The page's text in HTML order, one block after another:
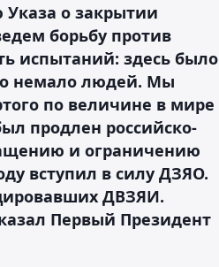
Указа о закрытии
борьбу против
испытаний: здесь было
немало людей. Мы
по величине в мире
продлен российско-
и ограничению
вступил в силу ДЗЯО.
ДВЗЯИ.
Первый Президент